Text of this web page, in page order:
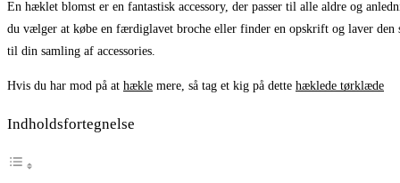
En hæklet blomst er en fantastisk accessory, der passer til alle aldre og
du vælger at købe en færdiglavet broche eller finder en opskrift og laver
til din samling af accessories.
Hvis du har mod på at hækle mere, så tag et kig på dette hæklede tørklæde
Indholdsfortegnelse